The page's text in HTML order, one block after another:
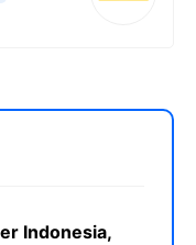
Indonesia,